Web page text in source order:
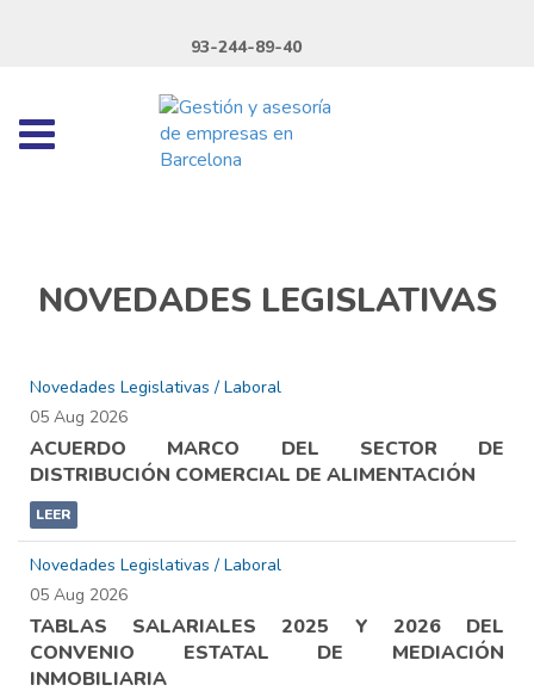
93-244-89-40
NOVEDADES LEGISLATIVAS
Novedades Legislativas / Laboral
05 Aug 2026
ACUERDO MARCO DEL SECTOR DE
DISTRIBUCIÓN COMERCIAL DE ALIMENTACIÓN
LEER
Novedades Legislativas / Laboral
05 Aug 2026
TABLAS SALARIALES 2025 Y 2026 DEL
CONVENIO ESTATAL DE MEDIACIÓN
INMOBILIARIA